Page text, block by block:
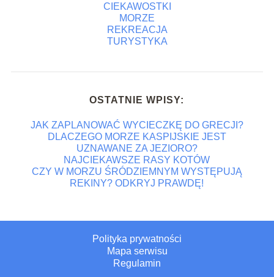
CIEKAWOSTKI
MORZE
REKREACJA
TURYSTYKA
OSTATNIE WPISY:
JAK ZAPLANOWAĆ WYCIECZKĘ DO GRECJI?
DLACZEGO MORZE KASPIJSKIE JEST
UZNAWANE ZA JEZIORO?
NAJCIEKAWSZE RASY KOTÓW
CZY W MORZU ŚRÓDZIEMNYM WYSTĘPUJĄ
REKINY? ODKRYJ PRAWDĘ!
Polityka prywatności
Mapa serwisu
Regulamin